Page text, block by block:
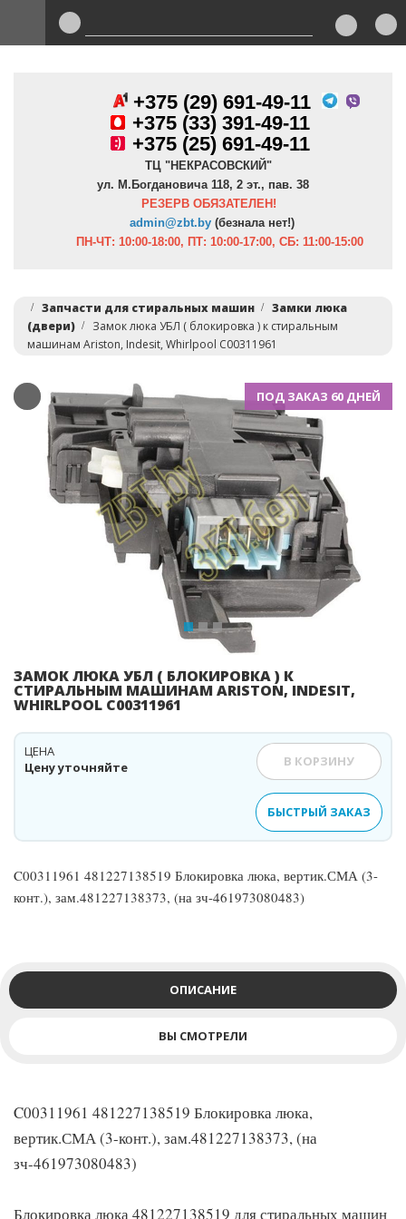
+375 (29) 691-49-11
+375 (33) 391-49-11
+375 (25) 691-49-11
ТЦ "НЕКРАСОВСКИЙ"
ул. М.Богдановича 118, 2 эт., пав. 38
РЕЗЕРВ ОБЯЗАТЕЛЕН!
admin@zbt.by (безнала нет!)
ПН-ЧТ: 10:00-18:00, ПТ: 10:00-17:00, СБ: 11:00-15:00
Запчасти для стиральных машин
Замки люка
(двери)
Замок люка УБЛ ( блокировка ) к стиральным
машинам Ariston, Indesit, Whirlpool C00311961
ПОД ЗАКАЗ 60 ДНЕЙ
Previous
ЗАМОК ЛЮКА УБЛ ( БЛОКИРОВКА ) К
СТИРАЛЬНЫМ МАШИНАМ ARISTON, INDESIT,
WHIRLPOOL C00311961
Цену уточняйте
ЦЕНА
В КОРЗИНУ
БЫСТРЫЙ ЗАКАЗ
C00311961 481227138519 Блокировка люка, вертик.СМА (3-
конт.), зам.481227138373, (на зч-461973080483)
ОПИСАНИЕ
ВЫ СМОТРЕЛИ
C00311961 481227138519 Блокировка люка,
вертик.СМА (3-конт.), зам.481227138373, (на
зч-461973080483)
Блокировка люка 481227138519 для стиральных машин